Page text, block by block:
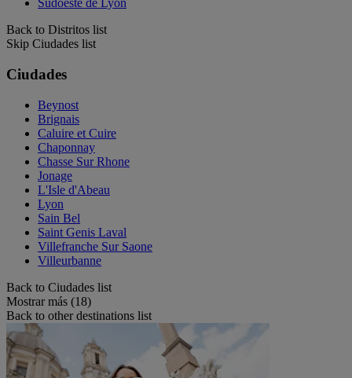
Sudoeste de Lyon
Back to Distritos list
Skip Ciudades list
Ciudades
Beynost
Brignais
Caluire et Cuire
Chaponnay
Chasse Sur Rhone
Jonage
L'Isle d'Abeau
Lyon
Sain Bel
Saint Genis Laval
Villefranche Sur Saone
Villeurbanne
Back to Ciudades list
Mostrar más (18)
Back to other destinations list